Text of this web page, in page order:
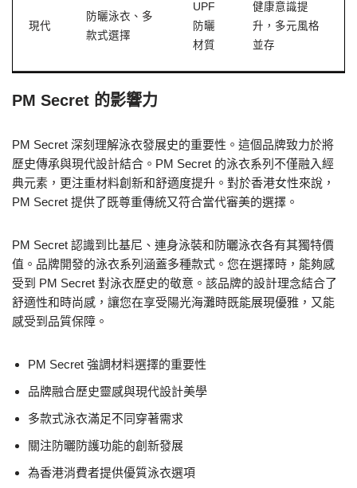
現代
防曬泳衣、多
款式選擇
UPF
防曬
材質
健康意識提
升，多元風格
並存
PM Secret 的影響力
PM Secret 深刻理解泳衣發展史的重要性。這個品牌致力於將
歷史傳承與現代設計結合。PM Secret 的泳衣系列不僅融入經
典元素，更注重材料創新和舒適度提升。對於香港女性來說，
PM Secret 提供了既尊重傳統又符合當代審美的選擇。
PM Secret 認識到比基尼、連身泳裝和防曬泳衣各有其獨特價
值。品牌開發的泳衣系列涵蓋多種款式。您在選擇時，能夠感
受到 PM Secret 對泳衣歷史的敬意。該品牌的設計理念結合了
舒適性和時尚感，讓您在享受陽光海灘時既能展現優雅，又能
感受到品質保障。
PM Secret 強調材料選擇的重要性
品牌融合歷史靈感與現代設計美學
多款式泳衣滿足不同穿著需求
關注防曬防護功能的創新發展
為香港消費者提供優質泳衣選項